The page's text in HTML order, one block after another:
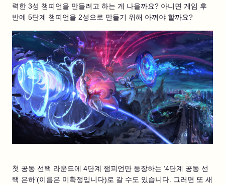
력한 3성 챔피언을 만들려고 하는 게 나을까요? 아니면 게임 후
반에 5단계 챔피언을 2성으로 만들기 위해 아껴야 할까요?
첫 공동 선택 라운드에 4단계 챔피언만 등장하는 ‘4단계 공동 선
택 은하’(이름은 미확정입니다)로 갈 수도 있습니다. 그러면 또 새